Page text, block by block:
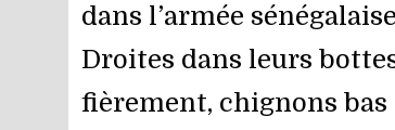
dans l’armée
Droites dans leurs
fièrement, chignons bas